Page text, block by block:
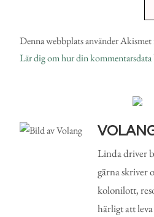
Denna webbplats använder
Lär dig om hur din kommentarsdata
Linda driver
gärna skriver
kolonilott,
härligt att